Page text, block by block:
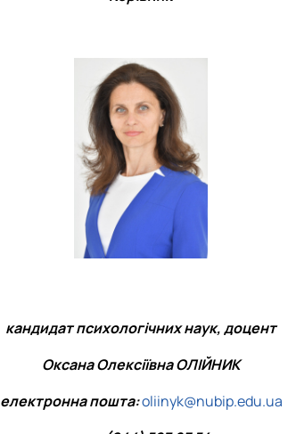
кандидат психологічних наук, доцент
Оксана Олексіївна ОЛІЙНИК
електронна пошта:oliinyk@nubip.edu.ua